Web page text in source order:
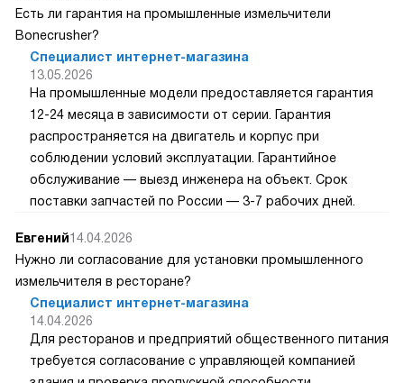
Есть ли гарантия на промышленные измельчители
Bonecrusher?
Специалист интернет-магазина
13.05.2026
На промышленные модели предоставляется гарантия
12-24 месяца в зависимости от серии. Гарантия
распространяется на двигатель и корпус при
соблюдении условий эксплуатации. Гарантийное
обслуживание — выезд инженера на объект. Срок
поставки запчастей по России — 3-7 рабочих дней.
Евгений14.04.2026
Нужно ли согласование для установки промышленного
измельчителя в ресторане?
Специалист интернет-магазина
14.04.2026
Для ресторанов и предприятий общественного питания
требуется согласование с управляющей компанией